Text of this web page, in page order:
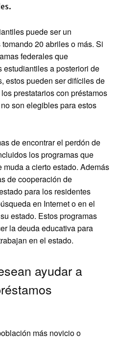
puede ser un
20 abriles o más. Si
federales que
estudiantiles a posteriori de
estos pueden ser difíciles de
prestatarios con préstamos
son elegibles para estos
de encontrar el perdón de
los programas que
a cierto estado. Además
de cooperación de
para los residentes
en Internet o en el
estado. Estos programas
la deuda educativa para
en el estado.
ayudar a
más novicio o